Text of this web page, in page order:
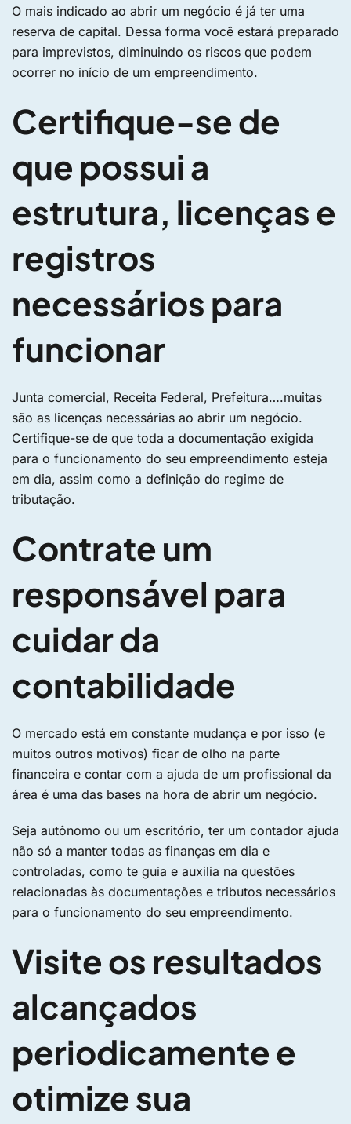
O mais indicado ao abrir um negócio é já ter uma
reserva de capital. Dessa forma você estará preparado
para imprevistos, diminuindo os riscos que podem
ocorrer no início de um empreendimento.
Certifique-se de
que possui a
estrutura, licenças e
registros
necessários para
funcionar
Junta comercial, Receita Federal, Prefeitura….muitas
são as licenças necessárias ao abrir um negócio.
Certifique-se de que toda a documentação exigida
para o funcionamento do seu empreendimento esteja
em dia, assim como a definição do regime de
tributação.
Contrate um
responsável para
cuidar da
contabilidade
O mercado está em constante mudança e por isso (e
muitos outros motivos) ficar de olho na parte
financeira e contar com a ajuda de um profissional da
área é uma das bases na hora de abrir um negócio.
Seja autônomo ou um escritório, ter um contador ajuda
não só a manter todas as finanças em dia e
controladas, como te guia e auxilia na questões
relacionadas às documentações e tributos necessários
para o funcionamento do seu empreendimento.
Visite os resultados
alcançados
periodicamente e
otimize sua